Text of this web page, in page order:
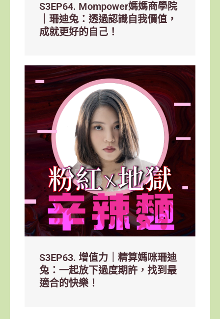
S3EP64. Mompower媽媽商學院
｜珊迪兔：透過認識自我價值，
成就更好的自己！
S3EP63. 增值力｜精算媽咪珊迪
兔：一起放下過度期許，找到最
適合的快樂！